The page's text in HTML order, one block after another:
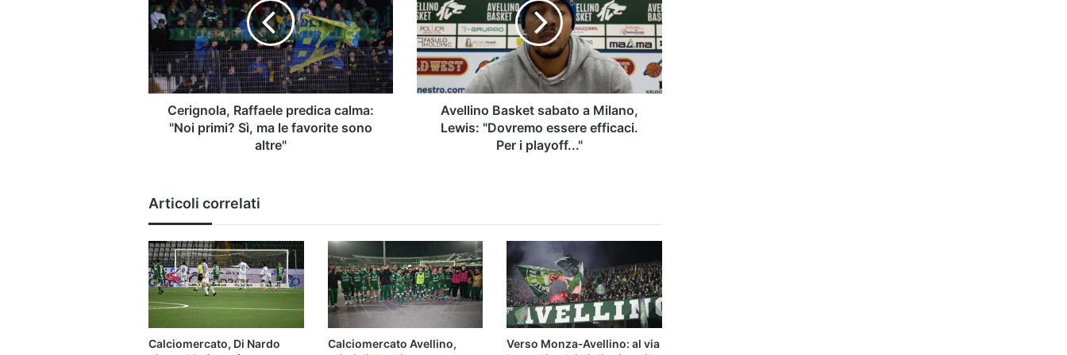
calma:
"Noi
primi?
Sì,
ma
le
favorite
sono
Cerignola, Raffaele predica calma:
"Noi primi? Sì, ma le favorite sono
altre"
a
Milano,
Lewis:
"Dovremo
essere
efficaci.
Avellino Basket sabato a Milano,
Lewis: "Dovremo essere efficaci.
Per i playoff..."
Articoli correlati
Calciomercato, Di Nardo
Calciomercato Avellino,
Verso Monza‑Avellino: al via